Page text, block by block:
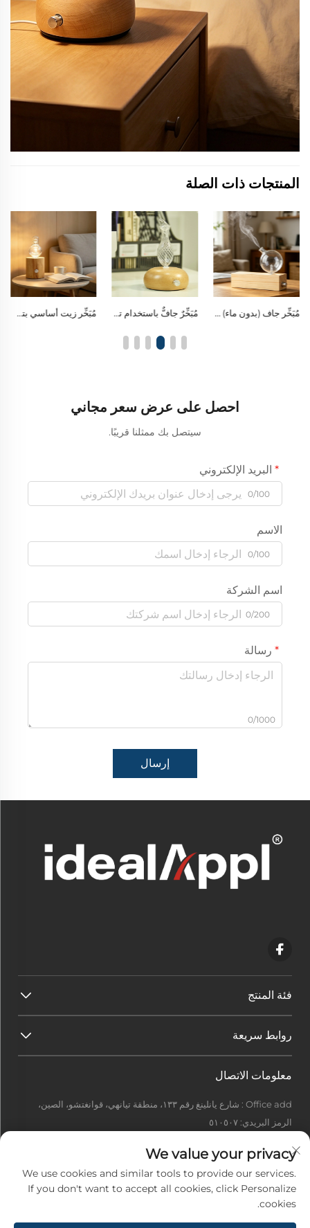
المنتجات ذات الصلة
مُبَخِّر جاف (بدون ماء) مصنوع من خشب صلب طبيعي وزيجاج بوروسيليكات، ومزود بمقبض تحكم معدني، ومُخصَّص للزيوت الأساسية النقية لإنتاج ضباب بارد في العلاج العطري مُبَخِّرٌ جافٌّ باستخدام تقنية التبخير بالتنقيط بدون ماء مصنوع من الخشب الصلب والزجاج النفّاث اليدوي، مع تحكم بمقابض واحدة ومصباح ليلي LED دافئ مُبَخِّر زيت أساسي بتصميم كروي من الزجاج باستخدام تقنية التبخير البارد بدون ماء، مصنوع من الخشب الصلب
احصل على عرض سعر مجاني
سيتصل بك ممثلنا قريبًا.
البريد الإلكتروني
0/100
الاسم
0/100
اسم الشركة
0/200
رسالة
0/1000
إرسال
فئة المنتج
روابط سريعة
معلومات الاتصال
Office add : شارع يانلينغ رقم ١٣٣، منطقة تيانهي، قوانغتشو، الصين،
الرمز البريدي: ٥١٠٥٠٧
+86-13922415049
We value your privacy
We use cookies and similar tools to provide our services.
If you don't want to accept all cookies, click Personalize
cookies.